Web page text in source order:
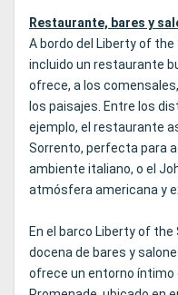
Restaurante, bares y
A bordo del Liberty of
incluido un restaurante
ofrece, a los
los paisajes. Entre los
ejemplo, el restaurante
Sorrento, perfecta para
ambiente italiano, o el
atmósfera americana y
En el barco Liberty of
docena de bares y
ofrece un entorno íntimo